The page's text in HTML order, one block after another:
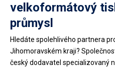
velkoformátový
průmysl
Hledáte spolehlivého partnera
Jihomoravském kraji?
český dodavatel specializovaný